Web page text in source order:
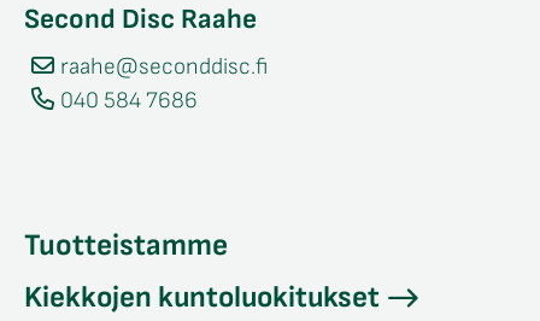
Second Disc Raahe
raahe@seconddisc.fi
040 584 7686
Tuotteistamme
Kiekkojen kuntoluokitukset